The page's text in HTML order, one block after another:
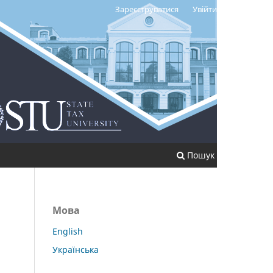
Пошук
Зареєструватися Увійти
Мова
English
Українська